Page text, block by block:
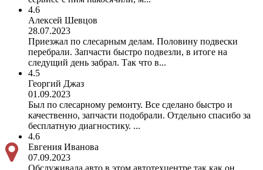
4.6
Алексей Шевцов
28.07.2023
Приезжал по слесарным делам. Половину подвески
перебрали. Запчасти быстро подвезли, в итоге на
следущий день забрал. Так что в...
4.5
Георгий Джаз
01.09.2023
Был по слесарному ремонту. Все сделано быстро и
качественно, запчасти подобрали. Отдельно спасибо за
бесплатную диагностику. ...
4.6
Евгения Иванова
07.09.2023